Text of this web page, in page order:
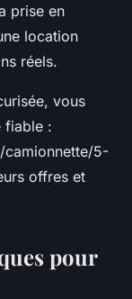
prise en
location
réels.
vous
fiable :
5-
offres et
pour